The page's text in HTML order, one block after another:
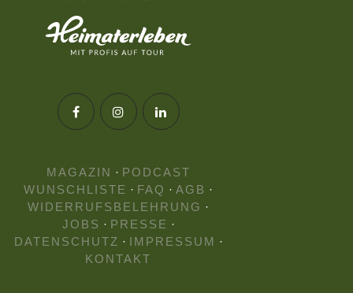
MAGAZIN · PODCAST
WUNSCHLISTE · FAQ · AGB ·
WIDERRUFSBELEHRUNG ·
JOBS · PRESSE ·
DATENSCHUTZ · IMPRESSUM ·
KONTAKT